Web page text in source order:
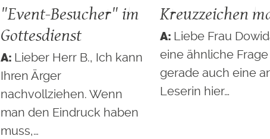
"Event-Besucher" im
Gottesdienst
Lieber Herr B., Ich kann
Ihren Ärger
nachvollziehen. Wenn
man den Eindruck haben
muss,…
Kreuzzeichen
Liebe Frau
eine ähnliche
gerade auch eine
Leserin hier…